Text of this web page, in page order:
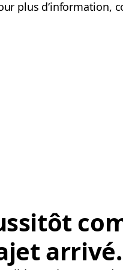
plus d‘information,
arrivé.